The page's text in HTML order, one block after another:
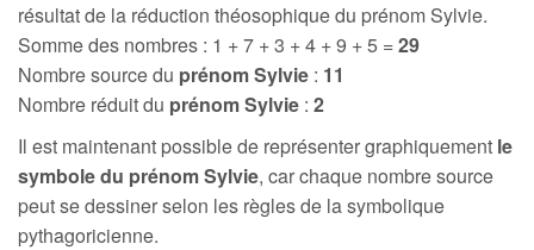
résultat de la réduction théosophique du prénom Sylvie.
Somme des nombres : 1 + 7 + 3 + 4 + 9 + 5 =29
Nombre source du prénom Sylvie : 11
Nombre réduit du prénom Sylvie : 2
Il est maintenant possible de représenter graphiquement le
symbole du prénom Sylvie, car chaque nombre source
peut se dessiner selon les règles de la symbolique
pythagoricienne.